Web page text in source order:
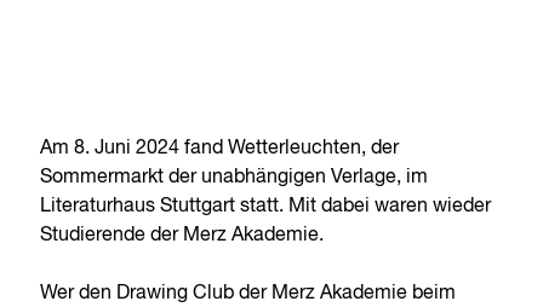
Am 8. Juni 2024 fand Wetterleuchten, der
Sommermarkt der unabhängigen Verlage, im
Literaturhaus Stuttgart statt. Mit dabei waren wieder
Studierende der Merz Akademie.
Wer den Drawing Club der Merz Akademie beim